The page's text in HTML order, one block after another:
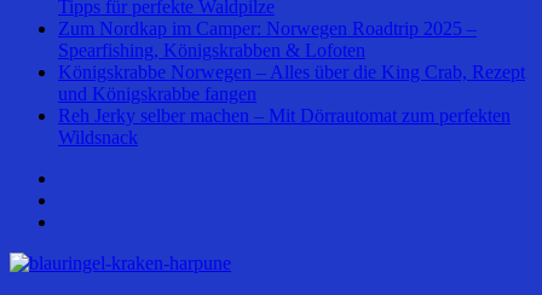
Tipps für perfekte Waldpilze
Zum Nordkap im Camper: Norwegen Roadtrip 2025 –
Spearfishing, Königskrabben & Lofoten
Königskrabbe Norwegen – Alles über die King Crab, Rezept
und Königskrabbe fangen
Reh Jerky selber machen – Mit Dörrautomat zum perfekten
Wildsnack